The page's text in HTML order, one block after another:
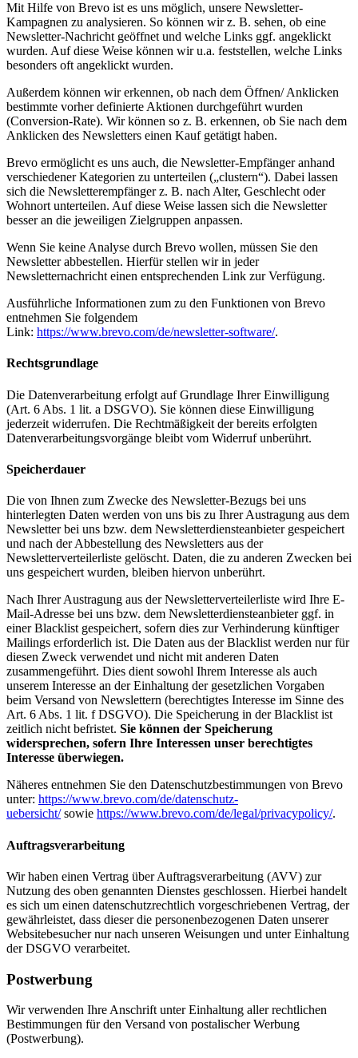
Mit Hilfe von Brevo ist es uns möglich, unsere Newsletter-
Kampagnen zu analysieren. So können wir z. B. sehen, ob eine
Newsletter-Nachricht geöffnet und welche Links ggf. angeklickt
wurden. Auf diese Weise können wir u.a. feststellen, welche Links
besonders oft angeklickt wurden.
Außerdem können wir erkennen, ob nach dem Öffnen/ Anklicken
bestimmte vorher definierte Aktionen durchgeführt wurden
(Conversion-Rate). Wir können so z. B. erkennen, ob Sie nach dem
Anklicken des Newsletters einen Kauf getätigt haben.
Brevo ermöglicht es uns auch, die Newsletter-Empfänger anhand
verschiedener Kategorien zu unterteilen („clustern“). Dabei lassen
sich die Newsletterempfänger z. B. nach Alter, Geschlecht oder
Wohnort unterteilen. Auf diese Weise lassen sich die Newsletter
besser an die jeweiligen Zielgruppen anpassen.
Wenn Sie keine Analyse durch Brevo wollen, müssen Sie den
Newsletter abbestellen. Hierfür stellen wir in jeder
Newsletternachricht einen entsprechenden Link zur Verfügung.
Ausführliche Informationen zum zu den Funktionen von Brevo
entnehmen Sie folgendem
Link: https://www.brevo.com/de/newsletter-software/.
Rechtsgrundlage
Die Datenverarbeitung erfolgt auf Grundlage Ihrer Einwilligung
(Art. 6 Abs. 1 lit. a DSGVO). Sie können diese Einwilligung
jederzeit widerrufen. Die Rechtmäßigkeit der bereits erfolgten
Datenverarbeitungsvorgänge bleibt vom Widerruf unberührt.
Speicherdauer
Die von Ihnen zum Zwecke des Newsletter-Bezugs bei uns
hinterlegten Daten werden von uns bis zu Ihrer Austragung aus dem
Newsletter bei uns bzw. dem Newsletterdiensteanbieter gespeichert
und nach der Abbestellung des Newsletters aus der
Newsletterverteilerliste gelöscht. Daten, die zu anderen Zwecken bei
uns gespeichert wurden, bleiben hiervon unberührt.
Nach Ihrer Austragung aus der Newsletterverteilerliste wird Ihre E-
Mail-Adresse bei uns bzw. dem Newsletterdiensteanbieter ggf. in
einer Blacklist gespeichert, sofern dies zur Verhinderung künftiger
Mailings erforderlich ist. Die Daten aus der Blacklist werden nur für
diesen Zweck verwendet und nicht mit anderen Daten
zusammengeführt. Dies dient sowohl Ihrem Interesse als auch
unserem Interesse an der Einhaltung der gesetzlichen Vorgaben
beim Versand von Newslettern (berechtigtes Interesse im Sinne des
Art. 6 Abs. 1 lit. f DSGVO). Die Speicherung in der Blacklist ist
zeitlich nicht befristet. Sie können der Speicherung
widersprechen, sofern Ihre Interessen unser berechtigtes
Interesse überwiegen.
Näheres entnehmen Sie den Datenschutzbestimmungen von Brevo
unter: https://www.brevo.com/de/datenschutz-
uebersicht/sowie https://www.brevo.com/de/legal/privacypolicy/.
Auftragsverarbeitung
Wir haben einen Vertrag über Auftragsverarbeitung (AVV) zur
Nutzung des oben genannten Dienstes geschlossen. Hierbei handelt
es sich um einen datenschutzrechtlich vorgeschriebenen Vertrag, der
gewährleistet, dass dieser die personenbezogenen Daten unserer
Websitebesucher nur nach unseren Weisungen und unter Einhaltung
der DSGVO verarbeitet.
Postwerbung
Wir verwenden Ihre Anschrift unter Einhaltung aller rechtlichen
Bestimmungen für den Versand von postalischer Werbung
(Postwerbung).